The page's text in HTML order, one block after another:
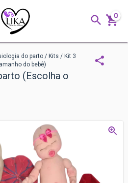
0
do parto / Kits / Kit 3
do bebê)
(Escolha o